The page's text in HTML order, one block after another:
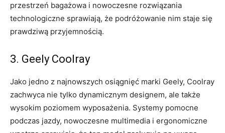
przestrzeń bagażowa i nowoczesne rozwiązania
technologiczne sprawiają, że ​podróżowanie nim staje się
prawdziwą ⁣przyjemnością.
3. Geely Coolray
Jako jedno z najnowszych osiągnięć marki Geely, Coolray
zachwyca nie tylko dynamicznym designem, ale także
wysokim poziomem ‍wyposażenia. Systemy pomocne⁢
podczas jazdy, nowoczesne multimedia i ergonomiczne‍